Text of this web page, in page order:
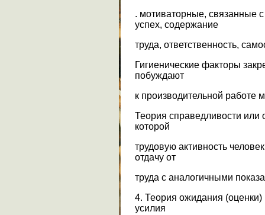
. мотиваторные, связанные
успех, содержание
труда, ответственность,
Гигиенические факторы
побуждают
к производительной работе
Теория справедливости или
которой
трудовую активность
отдачу от
труда с аналогичными
4. Теория ожидания (оценки)
усилия